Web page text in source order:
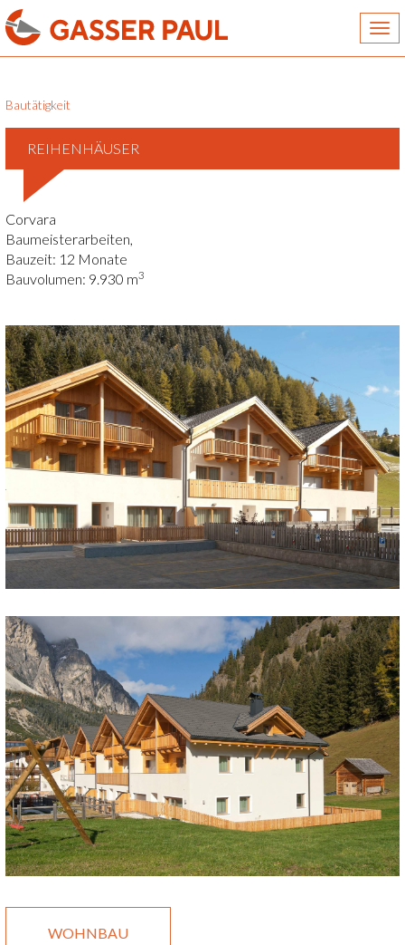
Bautätigkeit
REIHENHÄUSER
Corvara
Baumeisterarbeiten,
Bauzeit: 12 Monate
Bauvolumen: 9.930 m3
WOHNBAU